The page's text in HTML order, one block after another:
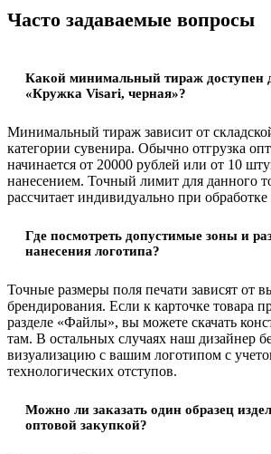
Часто задаваемые вопросы
Какой минимальный тираж доступен
«Кружка Visari, черная»?
Минимальный тираж зависит от
категории сувенира. Обычно отгрузка
начинается от 20000 рублей или от 10
нанесением. Точный лимит для данного
рассчитает индивидуально при обработке
Где посмотреть допустимые зоны и
нанесения логотипа?
Точные размеры поля печати зависят от
брендирования. Если к карточке товара
разделе «Файлы», вы можете скачать
там. В остальных случаях наш дизайнер
визуализацию с вашим логотипом с
технологических отступов.
Можно ли заказать один образец
оптовой закупкой?